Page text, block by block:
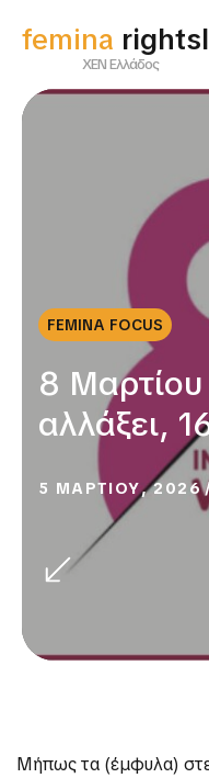
femina
ΧΕΝ Ελλάδος
FEMINA FOCUS
8 Μαρτίου
αλλάξει,
5 ΜΑΡΤΙΟΥ, 2026
Μήπως τα (έμφυλα)